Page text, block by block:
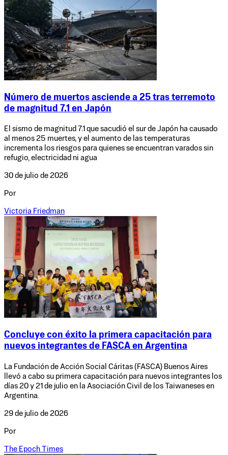
Número de muertos asciende a 25 tras terremoto
de magnitud 7.1 en Japón
El sismo de magnitud 7.1 que sacudió el sur de Japón ha causado
al menos 25 muertes, y el aumento de las temperaturas
incrementa los riesgos para quienes se encuentran varados sin
refugio, electricidad ni agua
30 de julio de 2026
Por
Victoria Friedman
Concluye con éxito la primera capacitación para
nuevos integrantes de FASCA en Argentina
La Fundación de Acción Social Cáritas (FASCA) Buenos Aires
llevó a cabo su primera capacitación para nuevos integrantes los
días 20 y 21 de julio en la Asociación Civil de los Taiwaneses en
Argentina.
29 de julio de 2026
Por
The Epoch Times